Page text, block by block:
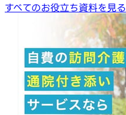
すべてのお役立ち資料を見る